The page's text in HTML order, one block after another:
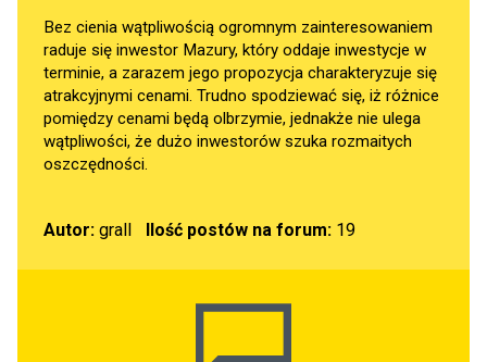
Bez cienia wątpliwością ogromnym zainteresowaniem
raduje się inwestor Mazury, który oddaje inwestycje w
terminie, a zarazem jego propozycja charakteryzuje się
atrakcyjnymi cenami. Trudno spodziewać się, iż różnice
pomiędzy cenami będą olbrzymie, jednakże nie ulega
wątpliwości, że dużo inwestorów szuka rozmaitych
oszczędności.
Autor: grall Ilość postów na forum:19